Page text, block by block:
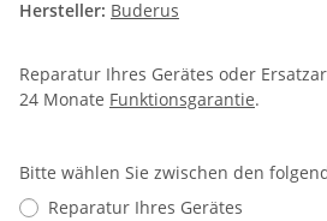
Hersteller: Buderus
Reparatur Ihres Gerätes oder
24 Monate Funktionsgarantie.
Bitte wählen Sie zwischen den
Reparatur Ihres Gerätes